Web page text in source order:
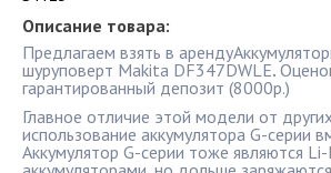
Описание товара:
Предлагаем взять в
шуруповерт Makita DF347DWLE.
гарантированный депозит (8000р.)
Главное отличие этой модели от
использование аккумулятора G-серии
Аккумулятор G-серии тоже являются